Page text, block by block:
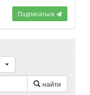
Подписаться
найти